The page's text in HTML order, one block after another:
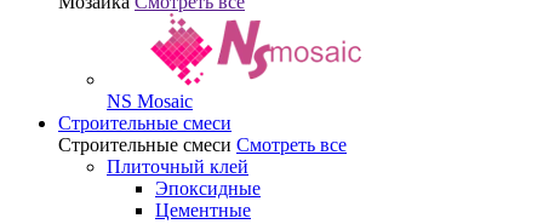
NS Mosaic
Строительные смеси
Строительные смеси Смотреть все
Плиточный клей
Эпоксидные
Цементные